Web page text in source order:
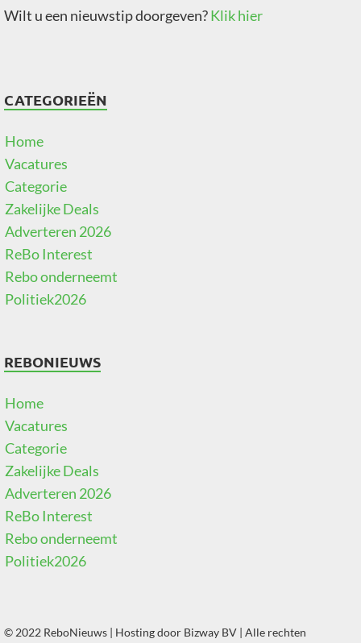
Wilt u een nieuwstip doorgeven?Klik hier
CATEGORIEËN
Home
Vacatures
Categorie
Zakelijke Deals
Adverteren 2026
ReBo Interest
Rebo onderneemt
Politiek2026
REBONIEUWS
Home
Vacatures
Categorie
Zakelijke Deals
Adverteren 2026
ReBo Interest
Rebo onderneemt
Politiek2026
© 2022 ReboNieuws | Hosting door Bizway BV | Alle rechten